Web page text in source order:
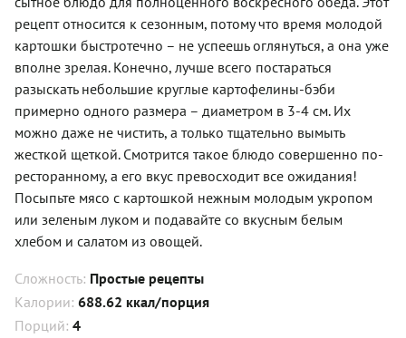
рецепт относится к сезонным, потому что время молодой
картошки быстротечно – не успеешь оглянуться, а она уже
вполне зрелая. Конечно, лучше всего постараться
разыскать небольшие круглые картофелины-бэби
примерно одного размера – диаметром в 3-4 см. Их
можно даже не чистить, а только тщательно вымыть
жесткой щеткой. Смотрится такое блюдо совершенно по-
ресторанному, а его вкус превосходит все ожидания!
Посыпьте мясо с картошкой нежным молодым укропом
или зеленым луком и подавайте со вкусным белым
хлебом и салатом из овощей.
Сложность: Простые рецепты
Калории: 688.62 ккал/порция
Порций: 4